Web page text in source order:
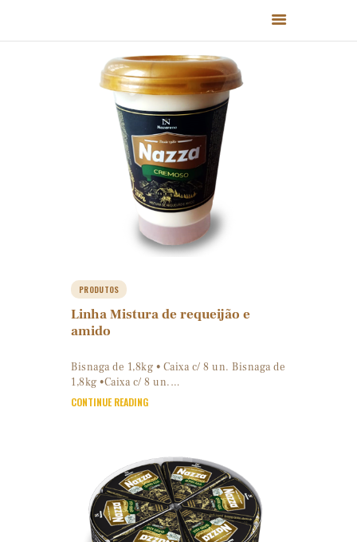
QUEM SOMOS
PRODUTOS
RECEITAS
FALE CONOSCO
PRODUTOS
Linha Mistura de requeijão e
amido
Bisnaga de 1,8kg • Caixa c/ 8 un. Bisnaga de
1,8kg •Caixa c/ 8 un.…
CONTINUE READING